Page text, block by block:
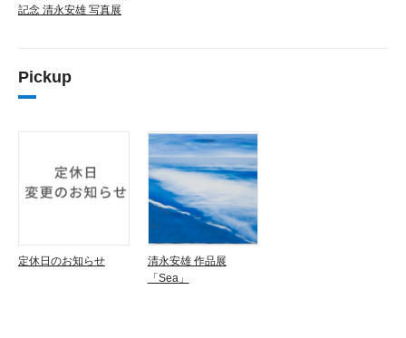
記念 清永安雄 写真展
Pickup
定休日のお知らせ
清永安雄 作品展
「Sea」